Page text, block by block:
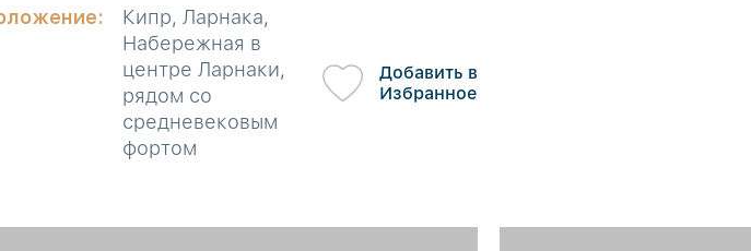
Кипр, Ларнака,
Набережная в
центре Ларнаки,
рядом со
средневековым
фортом
Добавить в
Избранное